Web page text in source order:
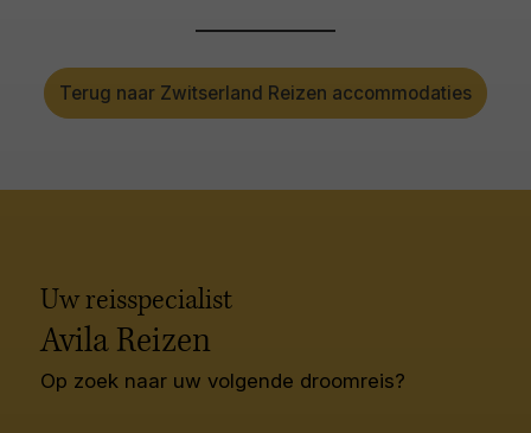
Terug naar Zwitserland Reizen accommodaties
Uw reisspecialist
Avila Reizen
Op zoek naar uw volgende droomreis?